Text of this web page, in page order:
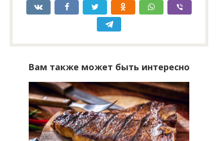
Вам также может быть интересно